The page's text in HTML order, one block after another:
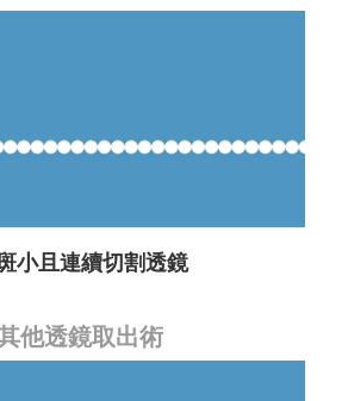
小且連續切割透鏡
他透鏡取出術